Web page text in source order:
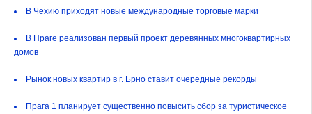
В Чехию приходят новые международные торговые марки
В Праге реализован первый проект деревянных многоквартирных
домов
Рынок новых квартир в г. Брно ставит очередные рекорды
Прага 1 планирует существенно повысить сбор за туристическое